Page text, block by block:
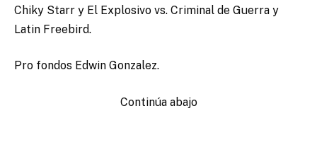
Chiky Starr y El Explosivo vs. Criminal de Guerra y
Latin Freebird.
Pro fondos Edwin Gonzalez.
Continúa abajo